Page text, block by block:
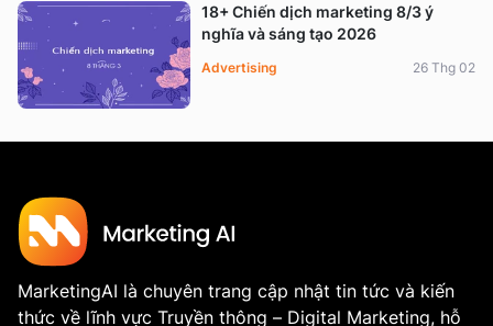
18+ Chiến dịch marketing 8/3 ý
nghĩa và sáng tạo 2026
Advertising 26 Thg 02
MarketingAI là chuyên trang cập nhật tin tức và kiến
thức về lĩnh vực Truyền thông – Digital Marketing, hỗ